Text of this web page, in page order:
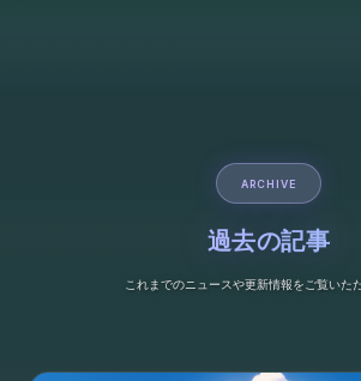
ARCHIVE
過去の記事
これまでのニュースや更新情報をご覧いた